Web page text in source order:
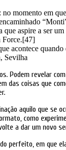
no momento em
aspire a ser
Force.[47]
acontece
Sevilha
Podem revelar
das coisas que
aquilo que se
como
a dar um novo
perfeito, em que